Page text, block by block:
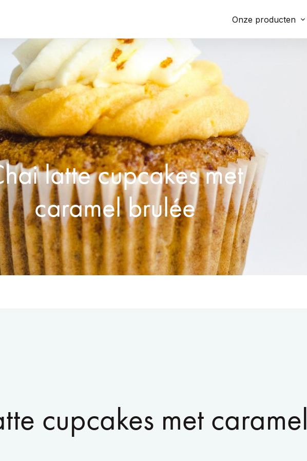
Onze producten
latte cupcakes met
caramel brulée
cupcakes met caramel